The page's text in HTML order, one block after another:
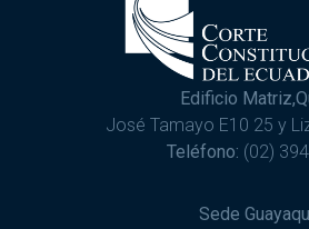
Edificio
José Tamayo E10 25 y
Teléfono: (02)
Sede